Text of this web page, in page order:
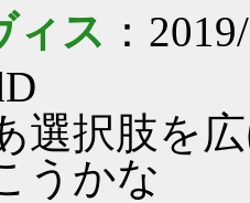
ィス ：
選択肢を
うかな